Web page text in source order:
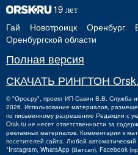
Гай Новотроицк Оренбург
Оренбургской области
Полная версия
СКАЧАТЬ РИНГТОН
©"Орск.ру" , проект ИП Савин В.В. Служба
2026. Использование материалов,
по письменному разрешению Редакции с
Orsk.ru не несет ответственности за
рекламных материалов. Комментарии к
посетителей сайта. Любой
*Instagram, WhatsApp (Ватсап), Facebook